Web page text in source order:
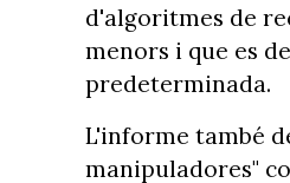
d'algoritmes de
menors i que es
predeterminada.
L'informe també
manipuladores"